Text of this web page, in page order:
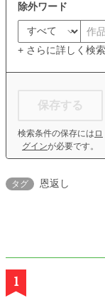
除外ワード
+ さらに詳しく検
保存する
検索条件の保存には ロ
グインが必要です。
タグ 恩返し
1